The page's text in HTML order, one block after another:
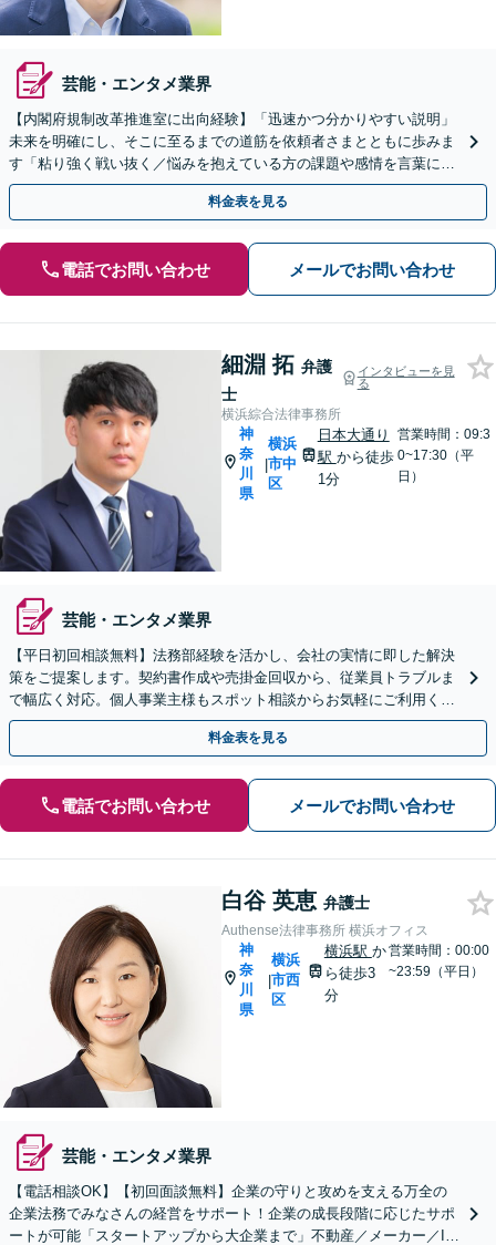
芸能・エンタメ業界
【内閣府規制改革推進室に出向経験】「迅速かつ分かりやすい説明」
未来を明確にし、そこに至るまでの道筋を依頼者さまとともに歩みま
す「粘り強く戦い抜く／悩みを抱えている方の課題や感情を言葉にす
るサポート」【電話・メール相談可】【休日・夜間相談可】
料金表を見る
電話でお問い合わせ メールでお問い合わせ
細淵 拓 弁護
士
インタビューを見
る
横浜綜合法律事務所
神
奈
川
県
|
横浜
市中
区
日本大通り
駅 から徒歩
1分
営業時間：09:3
0~17:30（平
日）
芸能・エンタメ業界
【平日初回相談無料】法務部経験を活かし、会社の実情に即した解決
策をご提案します。契約書作成や売掛金回収から、従業員トラブルま
で幅広く対応。個人事業主様もスポット相談からお気軽にご利用くだ
さい。【Web面談可】
料金表を見る
電話でお問い合わせ メールでお問い合わせ
白谷 英恵 弁護士
Authense法律事務所 横浜オフィス
神
奈
川
県
|
横浜
市西
区
横浜駅 か
ら徒歩3
分
営業時間：00:00
~23:59（平日）
芸能・エンタメ業界
【電話相談OK】【初回面談無料】企業の守りと攻めを支える万全の
企業法務でみなさんの経営をサポート！企業の成長段階に応じたサポ
ートが可能「スタートアップから大企業まで」不動産／メーカー／IT